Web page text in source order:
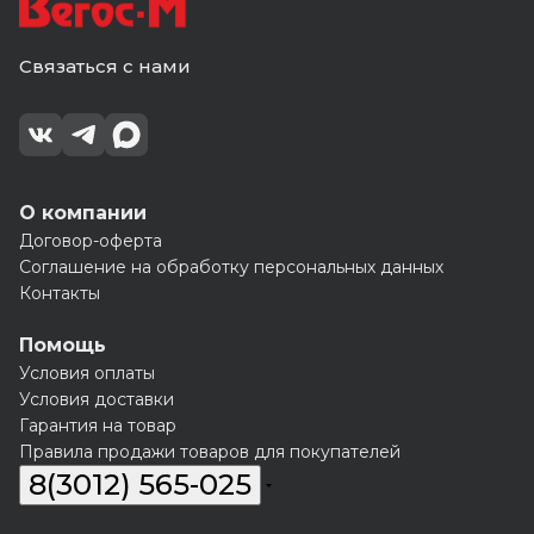
Связаться с нами
О компании
Договор-оферта
Соглашение на обработку персональных данных
Контакты
Помощь
Условия оплаты
Условия доставки
Гарантия на товар
Правила продажи товаров для покупателей
8(3012) 565-025